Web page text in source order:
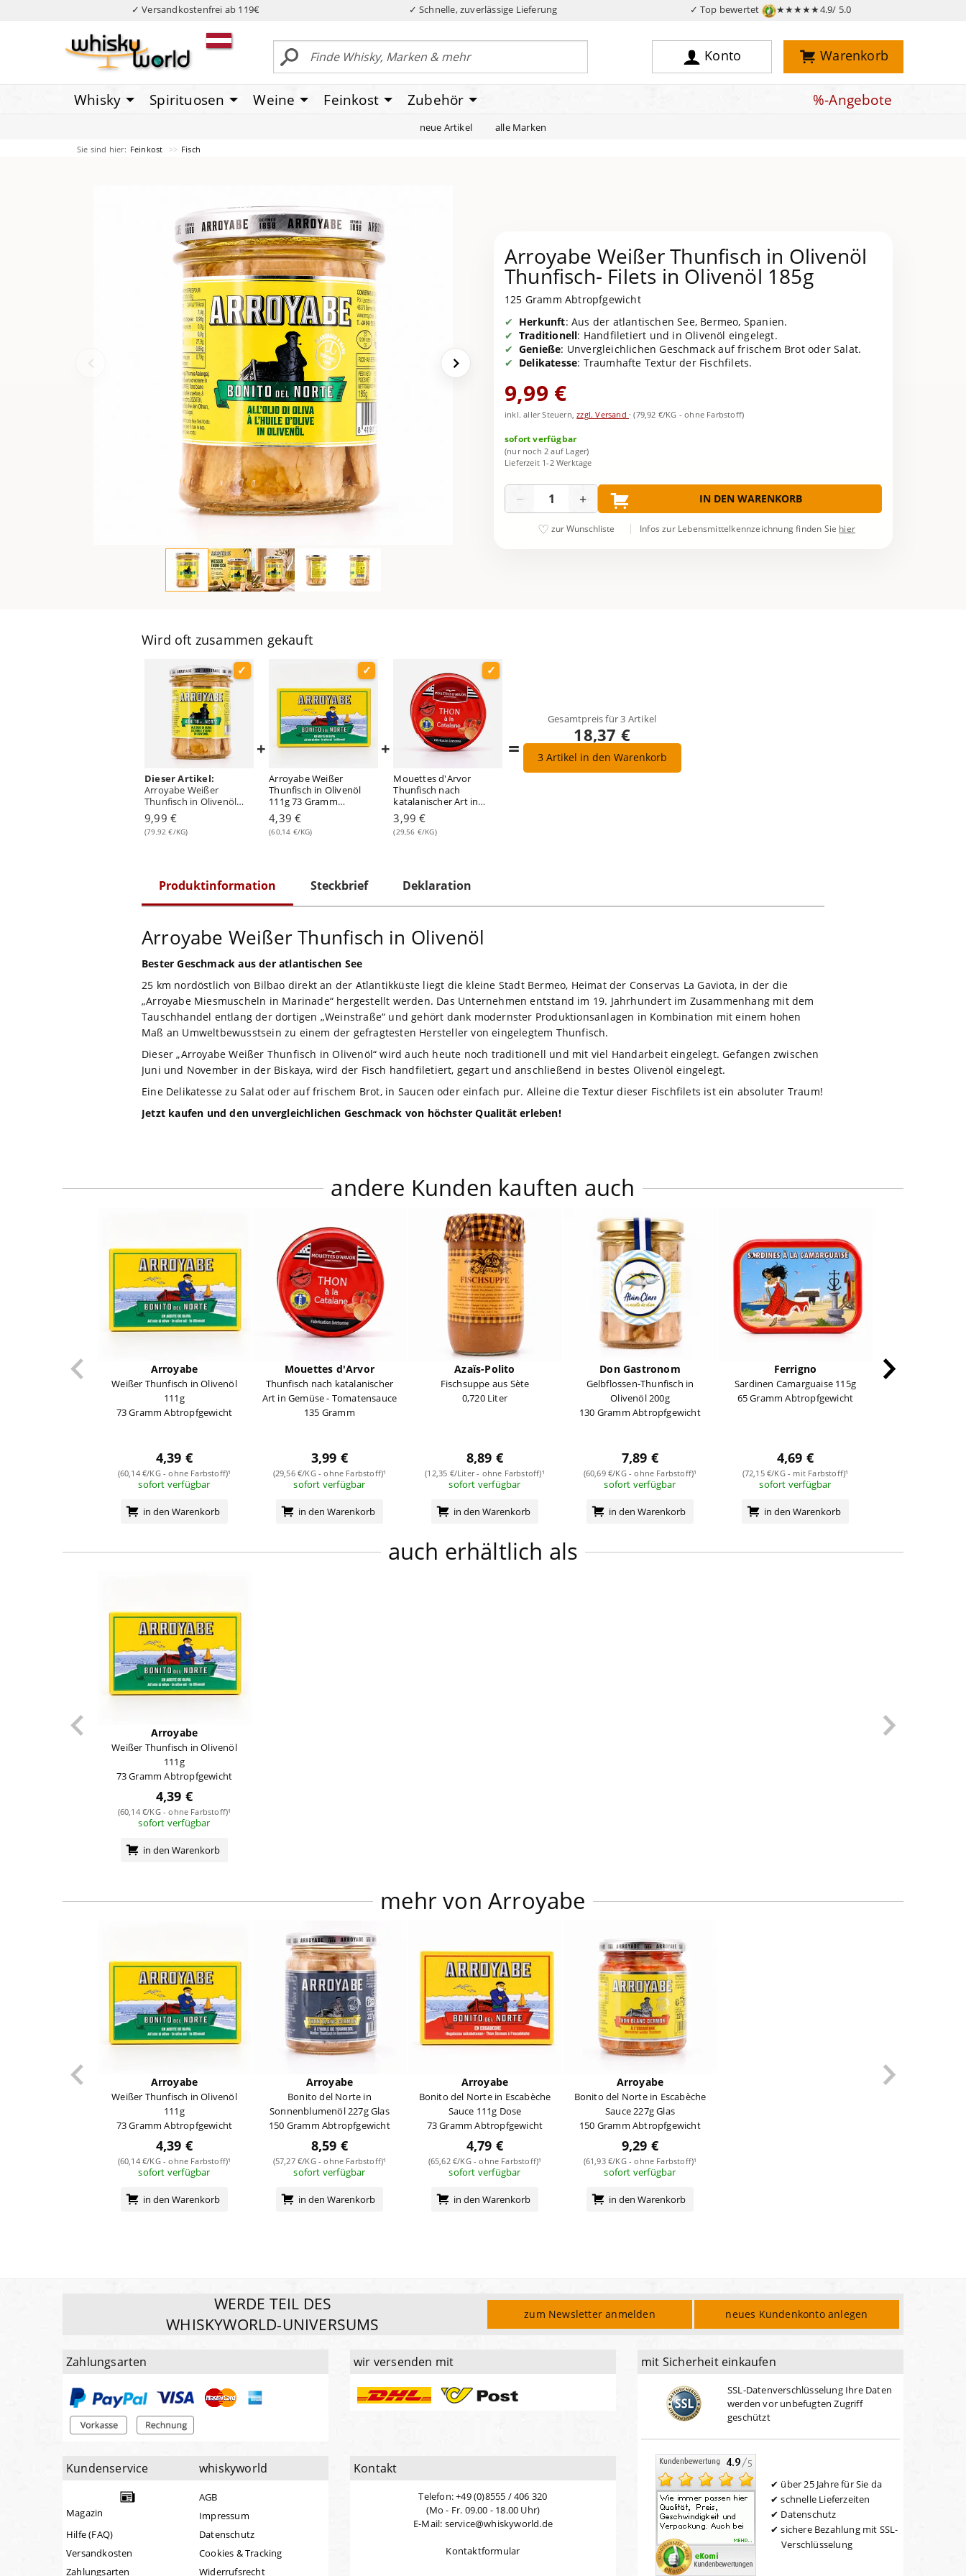
✓ Versandkostenfrei ab 119€ ✓ Schnelle, zuverlässige Lieferung ✓ Top bewertet ★★★★★4.9/ 5.0
Konto Warenkorb
Whisky Spirituosen Weine Feinkost Zubehör %-Angebote
neue Artikel alle Marken
Sie sind hier: Feinkost Fisch
Arroyabe Weißer Thunfisch in Olivenöl
Thunfisch- Filets in Olivenöl 185g
125 Gramm Abtropfgewicht
Herkunft: Aus der atlantischen See, Bermeo, Spanien.
Traditionell: Handfiletiert und in Olivenöl eingelegt.
Genieße: Unvergleichlichen Geschmack auf frischem Brot oder Salat.
Delikatesse: Traumhafte Textur der Fischfilets.
9,99 €
inkl. aller Steuern,zzgl. Versand ·(79,92 €/KG - ohne Farbstoff)
sofort verfügbar
(nur noch 2 auf Lager)
Lieferzeit 1-2 Werktage
− + IN DEN WARENKORB
zur Wunschliste Infos zur Lebensmittelkennzeichnung finden Sie hier
Wird oft zusammen gekauft
Dieser Artikel:
Arroyabe Weißer
Thunfisch in Olivenöl
Thunfisch- Filets in
Olivenöl 185g 125
Gramm Abtropfgewicht
9,99 €
(79,92 €/KG)
+
Arroyabe Weißer
Thunfisch in Olivenöl
111g 73 Gramm
Abtropfgewicht
4,39 €
(60,14 €/KG)
+
Mouettes d'Arvor
Thunfisch nach
katalanischer Art in
Gemüse - Tomatensauce
135 Gramm
3,99 €
(29,56 €/KG)
=
Gesamtpreis für3 Artikel
18,37 €
3Artikel in den Warenkorb
Produktinformation Steckbrief Deklaration
Arroyabe Weißer Thunfisch in Olivenöl
Bester Geschmack aus der atlantischen See
25 km nordöstlich von Bilbao direkt an der Atlantikküste liegt die kleine Stadt Bermeo, Heimat der Conservas La Gaviota, in der die
„Arroyabe Miesmuscheln in Marinade“ hergestellt werden. Das Unternehmen entstand im 19. Jahrhundert im Zusammenhang mit dem
Tauschhandel entlang der dortigen „Weinstraße“ und gehört dank modernster Produktionsanlagen in Kombination mit einem hohen
Maß an Umweltbewusstsein zu einem der gefragtesten Hersteller von eingelegtem Thunfisch.
Dieser „Arroyabe Weißer Thunfisch in Olivenöl“ wird auch heute noch traditionell und mit viel Handarbeit eingelegt. Gefangen zwischen
Juni und November in der Biskaya, wird der Fisch handfiletiert, gegart und anschließend in bestes Olivenöl eingelegt.
Eine Delikatesse zu Salat oder auf frischem Brot, in Saucen oder einfach pur. Alleine die Textur dieser Fischfilets ist ein absoluter Traum!
Jetzt kaufen und den unvergleichlichen Geschmack von höchster Qualität erleben!
andere Kunden kauften auch
Arroyabe
Weißer Thunfisch in Olivenöl
111g
73 Gramm Abtropfgewicht
4,39 €
(60,14 €/KG - ohne Farbstoff)¹
sofort verfügbar
in den Warenkorb
Mouettes d'Arvor
Thunfisch nach katalanischer
Art in Gemüse - Tomatensauce
135 Gramm
3,99 €
(29,56 €/KG - ohne Farbstoff)¹
sofort verfügbar
in den Warenkorb
Azaïs-Polito
Fischsuppe aus Sète
0,720 Liter
8,89 €
(12,35 €/Liter - ohne Farbstoff)¹
sofort verfügbar
in den Warenkorb
Don Gastronom
Gelbflossen-Thunfisch in
Olivenöl 200g
130 Gramm Abtropfgewicht
7,89 €
(60,69 €/KG - ohne Farbstoff)¹
sofort verfügbar
in den Warenkorb
Ferrigno
Sardinen Camarguaise 115g
65 Gramm Abtropfgewicht
4,69 €
(72,15 €/KG - mit Farbstoff)¹
sofort verfügbar
in den Warenkorb
auch erhältlich als
Arroyabe
Weißer Thunfisch in Olivenöl
111g
73 Gramm Abtropfgewicht
4,39 €
(60,14 €/KG - ohne Farbstoff)¹
sofort verfügbar
in den Warenkorb
mehr von Arroyabe
Arroyabe
Weißer Thunfisch in Olivenöl
111g
73 Gramm Abtropfgewicht
4,39 €
(60,14 €/KG - ohne Farbstoff)¹
sofort verfügbar
in den Warenkorb
Arroyabe
Bonito del Norte in
Sonnenblumenöl 227g Glas
150 Gramm Abtropfgewicht
8,59 €
(57,27 €/KG - ohne Farbstoff)¹
sofort verfügbar
in den Warenkorb
Arroyabe
Bonito del Norte in Escabèche
Sauce 111g Dose
73 Gramm Abtropfgewicht
4,79 €
(65,62 €/KG - ohne Farbstoff)¹
sofort verfügbar
in den Warenkorb
Arroyabe
Bonito del Norte in Escabèche
Sauce 227g Glas
150 Gramm Abtropfgewicht
9,29 €
(61,93 €/KG - ohne Farbstoff)¹
sofort verfügbar
in den Warenkorb
WERDE TEIL DES
WHISKYWORLD-UNIVERSUMS
zum Newsletter anmelden neues Kundenkonto anlegen
Zahlungsarten wir versenden mit
Kundenservice
Magazin
Hilfe (FAQ)
Versandkosten
Zahlungsarten
whiskyworld
AGB
Impressum
Datenschutz
Cookies & Tracking
Widerrufsrecht
Kontakt
Telefon: +49 (0)8555 / 406 320
(Mo - Fr. 09.00 - 18.00 Uhr)
E-Mail: service@whiskyworld.de
Kontaktformular
mit Sicherheit einkaufen
SSL-Datenverschlüsselung Ihre Daten
werden vor unbefugten Zugriff
geschützt
über 25 Jahre für Sie da
schnelle Lieferzeiten
Datenschutz
sichere Bezahlung mit SSL-
Verschlüsselung